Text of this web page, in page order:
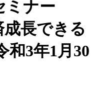
ミナー
長できる
3年1月30